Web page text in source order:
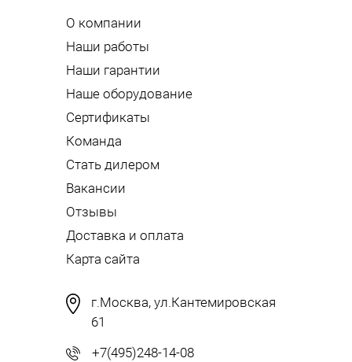
О компании
Наши работы
Наши гарантии
Наше оборудование
Сертификаты
Команда
Стать дилером
Вакансии
Отзывы
Доставка и оплата
Карта сайта
г.Москва, ул.Кантемировская
61
+7(495)248-14-08